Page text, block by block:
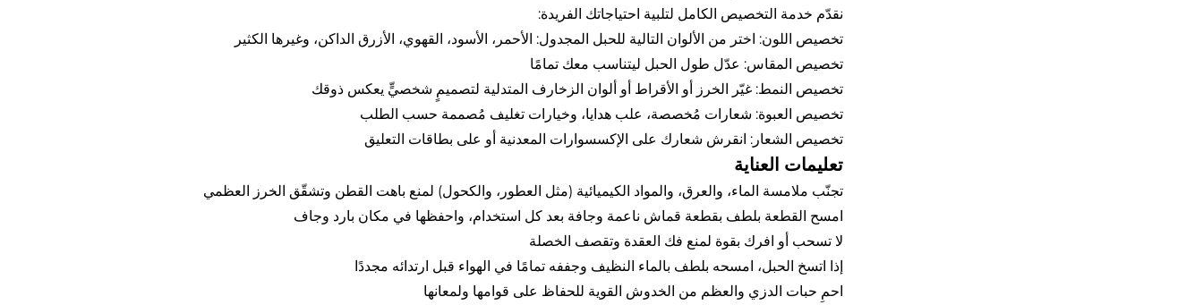
نقدّم خدمة التخصيص الكامل لتلبية احتياجاتك الفريدة:
تخصيص اللون: اختر من الألوان التالية للحبل المجدول: الأحمر، الأسود، القهوي، الأزرق الداكن، وغيرها الكثير
تخصيص المقاس: عدّل طول الحبل ليتناسب معك تمامًا
تخصيص النمط: غيّر الخرز أو الأقراط أو ألوان الزخارف المتدلية لتصميمٍ شخصيٍّ يعكس ذوقك
تخصيص العبوة: شعارات مُخصصة، علب هدايا، وخيارات تغليف مُصممة حسب الطلب
تخصيص الشعار: انقرش شعارك على الإكسسوارات المعدنية أو على بطاقات التعليق
تعليمات العناية
تجنّب ملامسة الماء، والعرق، والمواد الكيميائية (مثل العطور، والكحول) لمنع باهت القطن وتشقّق الخرز العظمي
امسح القطعة بلطف بقطعة قماش ناعمة وجافة بعد كل استخدام، واحفظها في مكان بارد وجاف
لا تسحب أو افرك بقوة لمنع فك العقدة وتقصف الخصلة
إذا اتسخ الحبل، امسحه بلطف بالماء النظيف وجففه تمامًا في الهواء قبل ارتدائه مجددًا
احمِ حبات الدزي والعظم من الخدوش القوية للحفاظ على قوامها ولمعانها